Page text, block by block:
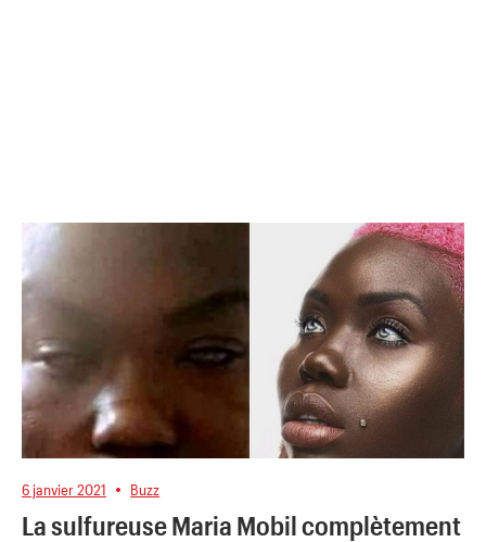
6 janvier 2021 Buzz
La sulfureuse Maria Mobil complètement